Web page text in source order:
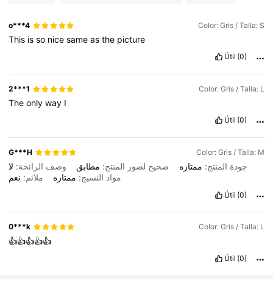
o***4 Color: Gris / Talla: S
This isso nicesameasthe picture
Útil (0)
2***1 Color: Gris / Talla: L
Theonlyway I
Útil (0)
G***H Color: Gris / Talla: M
جودة المنتج: ممتازه صحيح لصور المنتج: مطابق وصف الرائحة: لا
مواد النسيج: ممتازه ملائم: نعم
Útil (0)
0***k Color: Gris / Talla: L
👍👍👍👍👍
Útil (0)